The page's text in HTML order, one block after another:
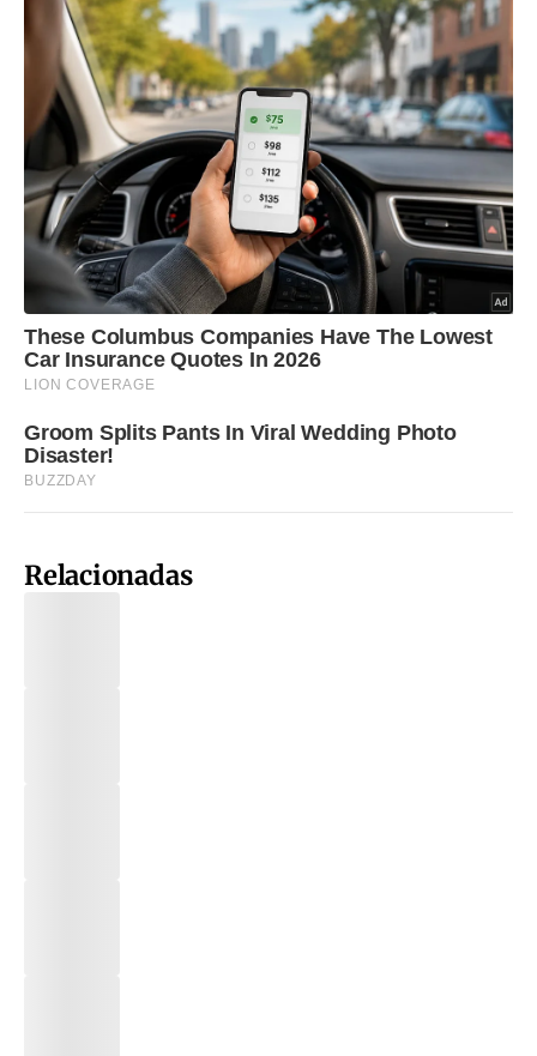
Relacionadas